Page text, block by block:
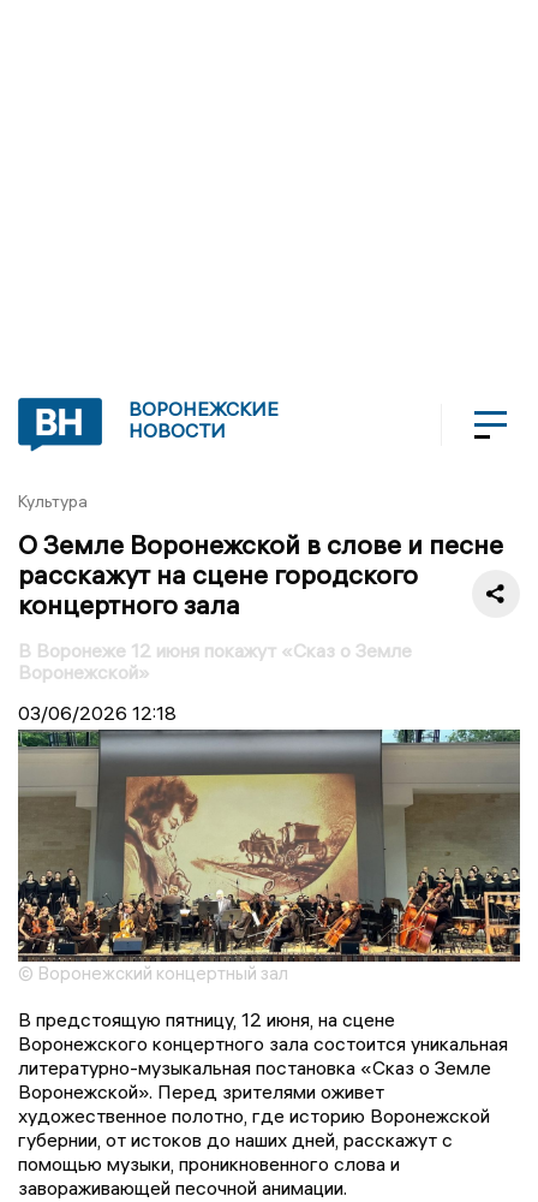
ВОРОНЕЖСКИЕ
НОВОСТИ
Культура
O Земле Воронежской в слове и песне
расскажут на сцене городского
концертного зала
В Воронеже 12 июня покажут «Сказ о Земле
Воронежской»
03/06/2026 12:18
© Воронежский концертный зал
В предстоящую пятницу, 12 июня, на сцене
Воронежского концертного зала состоится уникальная
литературно-музыкальная постановка «Сказ о Земле
Воронежской». Перед зрителями оживет
художественное полотно, где историю Воронежской
губернии, от истоков до наших дней, расскажут с
помощью музыки, проникновенного слова и
завораживающей песочной анимации.